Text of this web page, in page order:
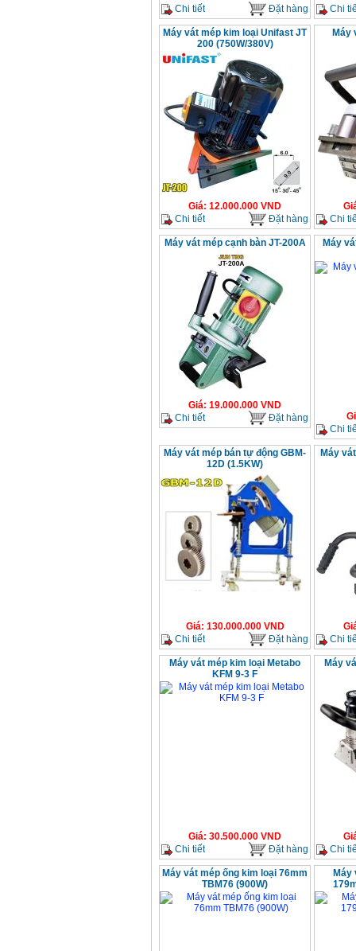
Chi tiết
Đặt hàng
Chi
Máy vát mép kim loại Unifast JT
200 (750W/380V)
Giá: 12.000.000 VND
Chi tiết
Đặt hàng
Máy
Chi
Máy vát mép cạnh bàn JT-200A
Giá: 19.000.000 VND
Chi tiết
Đặt hàng
Máy
Chi
Máy vát mép bán tự động GBM-
12D (1.5KW)
Giá: 130.000.000VND
Chi tiết
Đặt hàng
Máy
Chi
Máy vát mép kim loại Metabo
KFM 9-3 F
Giá: 30.500.000 VND
Chi tiết
Đặt hàng
Máy
Chi
Máy vát mép ống kim loại 76mm
TBM76 (900W)
Máy